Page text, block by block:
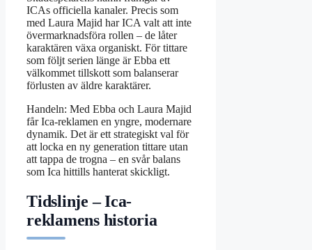
ICAs officiella kanaler. Precis som
med Laura Majid har ICA valt att inte
övermarknadsföra rollen – de låter
karaktären växa organiskt. För tittare
som följt serien länge är Ebba ett
välkommet tillskott som balanserar
förlusten av äldre karaktärer.
Handeln: Med Ebba och Laura Majid
får Ica-reklamen en yngre, modernare
dynamik. Det är ett strategiskt val för
att locka en ny generation tittare utan
att tappa de trogna – en svår balans
som Ica hittills hanterat skickligt.
Tidslinje – Ica-
reklamens historia